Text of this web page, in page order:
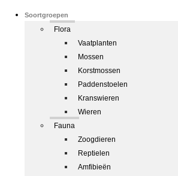
Soortgroepen
Flora
Vaatplanten
Mossen
Korstmossen
Paddenstoelen
Kranswieren
Wieren
Fauna
Zoogdieren
Reptielen
Amfibieën